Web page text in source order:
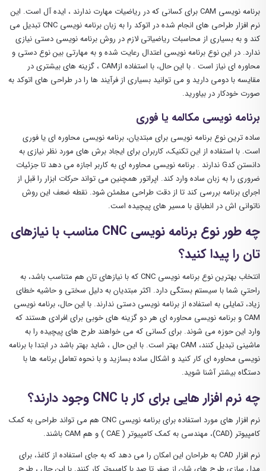
برنامه نویسی CAM برای کسانی که در ریاضیات مهارت ندارند ، ایده آل است. این
نرم افزار طراحی های انجام شده در اتوکد را به زبان برنامه نویسی CNC تبدیل می
کند و به بسیاری از محاسبات ریاضیاتی لازم در روش برنامه نویسی دستی نیازی
ندارد. در این نوع برنامه نویسی اعتدال رعایت شده و به مهارتی بین نوع دستی و
محاوره ای نیاز است . با این حال، با استفاده ازCAM ، گزینه های بیشتری در
مقایسه با دومی دارید و می توانید بسیاری از فرآیند ها را در طراحی های اتوکد به
صورت خودکار در بیاورید.
برنامه نویسی مکالمه یا فوری
ساده ترین نوع برنامه نویسی برای مبتدیان، برنامه نویسی محاوره ای یا فوری
است. با استفاده از این تکنیک، کاربران برای ایجاد برش های مورد نظر نیازی به
دانستن کدG ندارند . برنامه نویسی محاوره ای به کاربر اجازه می دهد تا جزئیات
ضروری را به زبان ساده وارد کند. اپراتور همچنین می تواند حرکات ابزار را قبل از
اجرای برنامه بررسی کند تا از دقت طراحی مطمئن شود. نقطه ضعف این روش
ناتوانی اش در انطباق با مسیر های پیچیده است.
چه طور نوع برنامه نویسی CNC مناسب با نیازهای
تان را پیدا کنید؟
انتخاب بهترین نوع برنامه نویسی CNC که با نیازهای تان هم متناسب باشد، به
راحتیِ شما با سیستم بستگی دارد. اکثر مبتدیان به دلیل سختی و حاشیه خطای
زیاد، تمایلی به استفاده از برنامه نویسی دستی ندارند. با این حال، برنامه نویسی
CAM و برنامه نویسی محاوره ای هر دو گزینه های خوبی برای افرادی هستند که
وارد این حوزه می شوند. برای کسانی که می خواهند طرح های پیچیده را به
ماشینی تبدیل کنند، CAM بهتر است. با این حال ، شاید بهتر باشد در ابتدا با برنامه
‌نویسی محاوره ای کار کنید و اشکال ساده بسازید و با نحوه تعامل برنامه‌ ها با
دستگاه بیشتر آشنا شوید.
چه نرم افزار هایی برای کار با CNC وجود دارند؟
نرم افزار های مورد استفاده برای برنامه نویسی CNC هم می تواند طراحی به کمک
کامپیوتر (CAD)، مهندسی به کمک کامپیوتر ( CAE ) و هم CAM باشند.
نرم افزار CAD به طراحان این امکان را می دهد که به جای استفاده از کاغذ، برای